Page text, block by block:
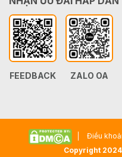
FEEDBACK ZALO OA
Điều
Copyright